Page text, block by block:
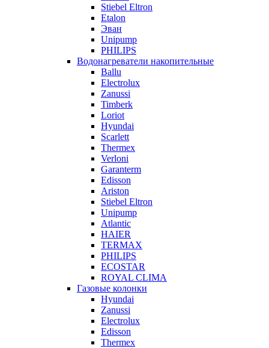
Stiebel Eltron
Etalon
Эван
Unipump
PHILIPS
Водонагреватели накопительные
Ballu
Electrolux
Zanussi
Timberk
Loriot
Hyundai
Scarlett
Thermex
Verloni
Garanterm
Edisson
Ariston
Stiebel Eltron
Unipump
Atlantic
HAIER
TERMAX
PHILIPS
ECOSTAR
ROYAL CLIMA
Газовые колонки
Hyundai
Zanussi
Electrolux
Edisson
Thermex